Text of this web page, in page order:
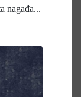
nagađa...